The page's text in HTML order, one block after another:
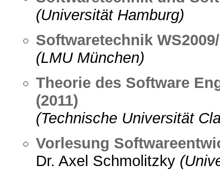
(Universität Hamburg)
Softwaretechnik
(LMU München)
Theorie des Software
(2011)
(Technische Universität
Vorlesung
Dr. Axel Schmolitzky